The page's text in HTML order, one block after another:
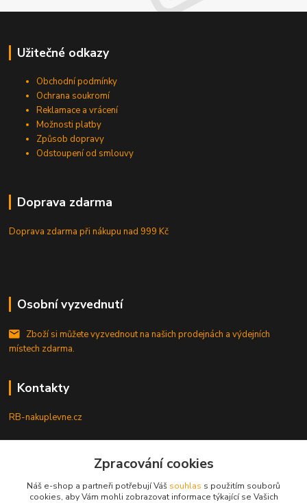
Užitečné odkazy
Obchodní podmínky
Ochrana soukromí
Reklamace a vrácení
Možnosti platby
Způsob dopravy
Odstoupení od smlouvy
Doprava zdarma
Doprava zdarma při nákupunad 999 Kč
Osobní vyzvednutí
Zboží si můžete vyzvednout na našich prodejnách a výdejních
místech zdarma.
Kontakty
RB-nakuplevne.cz
+420 222722421Zpracování cookies
Náš e-shop a partneři potřebují Váš souhlas s použitím souborů
cookies, aby Vám mohli zobrazovat informace týkající se Vašich